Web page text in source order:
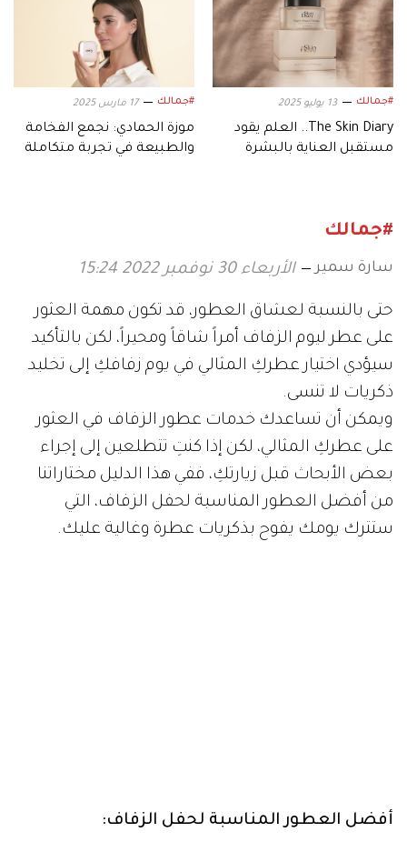
#جمالك 13 يوليو 2025
The Skin Diary.. العلم يقود
مستقبل العناية بالبشرة
#جمالك 17 مارس 2025
موزة الحمادي: نجمع الفخامة
والطبيعة في تجربة متكاملة
#جمالك
سارة سمير الأربعاء 30 نوفمبر 2022 15:24
حتى بالنسبة لعشاق العطور، قد تكون مهمة العثور
على عطر ليوم الزفاف أمراً شاقاً ومحيراً، لكن بالتأكيد
سيؤدي اختيار عطركِ المثالي في يوم زفافكِ إلى تخليد
ذكريات لا تنسى.
ويمكن أن تساعدك خدمات عطور الزفاف في العثور
على عطركِ المثالي، لكن إذا كنتِ تتطلعين إلى إجراء
بعض الأبحاث قبل زيارتكِ، ففي هذا الدليل مختاراتنا
من أفضل العطور المناسبة لحفل الزفاف، التي
ستترك يومك يفوح بذكريات عطرة وغالية عليك.
أفضل العطور المناسبة لحفل الزفاف: